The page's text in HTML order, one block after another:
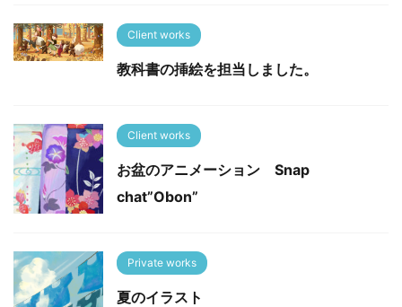
Client works
教科書の挿絵を担当しました。
Client works
お盆のアニメーション Snap
chat”Obon”
Private works
夏のイラスト